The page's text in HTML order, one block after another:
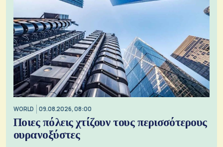
WORLD 09.08.2026, 08:00
Ποιες πόλεις χτίζουν τους περισσότερους
ουρανοξύστες